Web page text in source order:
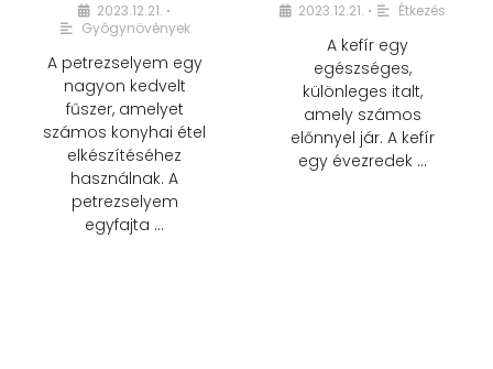
2023.12.21. •
Gyógynövények
A petrezselyem egy
nagyon kedvelt
fűszer, amelyet
számos konyhai étel
elkészítéséhez
használnak. A
petrezselyem
egyfajta …
2023.12.21. • Étkezés
A kefír egy
egészséges,
különleges italt,
amely számos
előnnyel jár. A kefír
egy évezredek …